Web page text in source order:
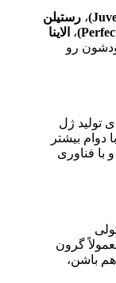
، رستیلن
، الاینا
رو
تولید ژل
دوام بیشتر
با فناوری
گرون‌
باشن،